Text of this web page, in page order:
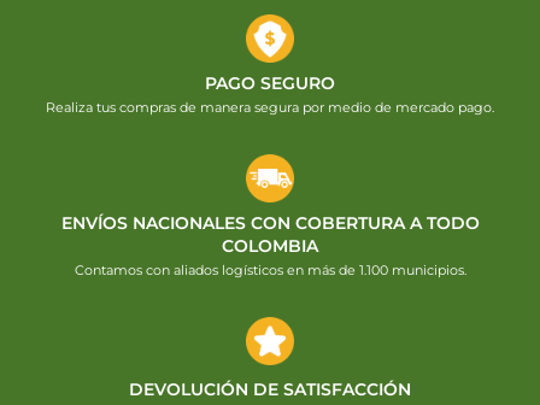
PAGO SEGURO
Realiza tus compras de manera segura por medio de mercado pago.
ENVÍOS NACIONALES CON COBERTURA A TODO
COLOMBIA
Contamos con aliados logísticos en más de 1.100 municipios.
DEVOLUCIÓN DE SATISFACCIÓN